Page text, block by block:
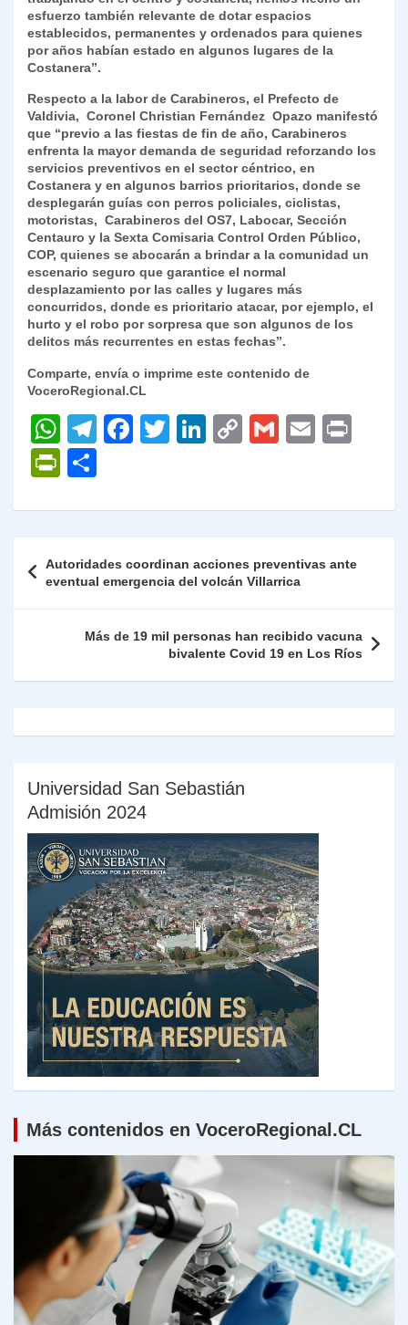
esfuerzo también relevante de dotar espacios
establecidos, permanentes y ordenados para quienes
por años habían estado en algunos lugares de la
Costanera”.
Respecto a la labor de Carabineros, el Prefecto de
Valdivia, Coronel Christian Fernández Opazo manifestó
que “previo a las fiestas de fin de año, Carabineros
enfrenta la mayor demanda de seguridad reforzando los
servicios preventivos en el sector céntrico, en
Costanera y en algunos barrios prioritarios, donde se
desplegarán guías con perros policiales, ciclistas,
motoristas, Carabineros del OS7, Labocar, Sección
Centauro y la Sexta Comisaria Control Orden Público,
COP, quienes se abocarán a brindar a la comunidad un
escenario seguro que garantice el normal
desplazamiento por las calles y lugares más
concurridos, donde es prioritario atacar, por ejemplo, el
hurto y el robo por sorpresa que son algunos de los
delitos más recurrentes en estas fechas”.
Comparte, envía o imprime este contenido de
VoceroRegional.CL
W
h
at
s
p
p
T
gr
m
F
e
o
o
k
T
er
Li
e
n
C
y
n
k
G
l
E
l
P
nt
Fr
ie
n
dl
m
p
ar
tir
de
entradas
Autoridades coordinan acciones preventivas ante
eventual emergencia del volcán Villarrica
Más de 19 mil personas han recibido vacuna
bivalente Covid 19 en Los Ríos
Universidad San Sebastián
Admisión 2024
Más contenidos en VoceroRegional.CL